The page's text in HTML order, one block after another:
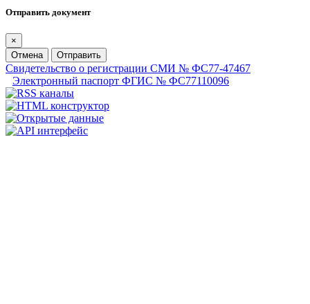
Отправить документ
×
Отмена
Отправить
Свидетельство о регистрации СМИ № ФС77-47467
Электронный паспорт ФГИС № ФС77110096